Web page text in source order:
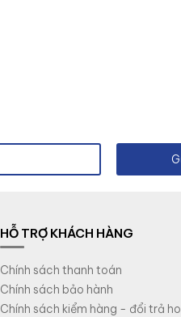
HỖ TRỢ KHÁCH HÀNG
Chính sách thanh toán
Chính sách bảo hành
Chính sách kiểm hàng - đổi trả